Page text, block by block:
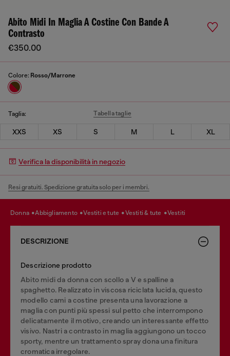
Abito Midi In Maglia A Costine Con Bande A
Contrasto
€350.00
Colore: Rosso/Marrone
Taglia: Tabella taglie
XXS XS S M L XL
Verifica la disponibilità in negozio
Resi gratuiti. Spedizione gratuita solo per i membri.
donna abbigliamento vestiti e tute vestiti & tute vestiti
DESCRIZIONE
Descrizione prodotto
Abito midi da donna con scollo a V e spalline a
spaghetto. Realizzato in viscosa riciclata lucida, questo
modello cami a costine presenta una lavorazione a
maglia con punti più spessi sul petto che interrompono
delicatamente il motivo, creando un interessante effetto
visivo. Nastri a contrasto in maglia aggiungono un tocco
sporty, mentre un trattamento spray dona una finitura
cromatica irregolare.